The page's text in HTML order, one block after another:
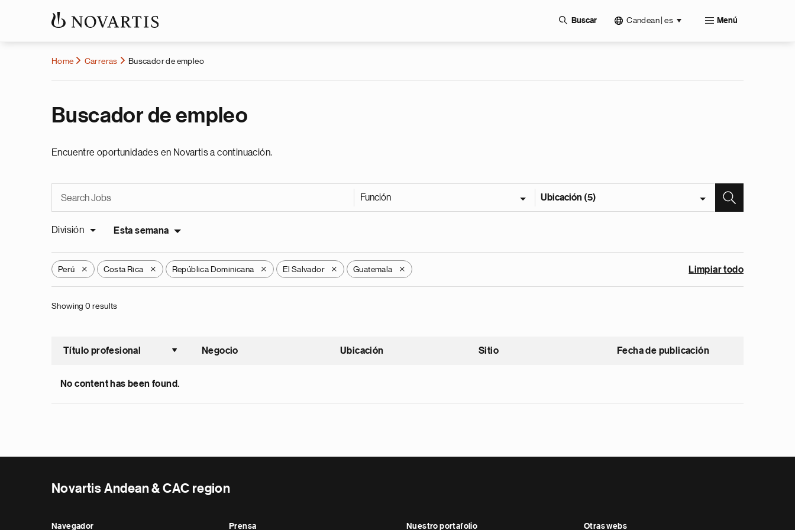
Buscar Candean | es Menú
Home Carreras Buscador de empleo
Buscador de empleo
Encuentre oportunidades en Novartis a continuación.
Función Ubicación (5)
División Esta semana
Perú X Costa Rica X República Dominicana X El Salvador X Guatemala X Limpiar todo
Showing 0 results
Título profesional
Ordenar ascendente
Negocio Ubicación Sitio Fecha de publicación
No content has been found.
Novartis Andean & CAC region
Navegador Prensa Nuestro portafolio Otras webs